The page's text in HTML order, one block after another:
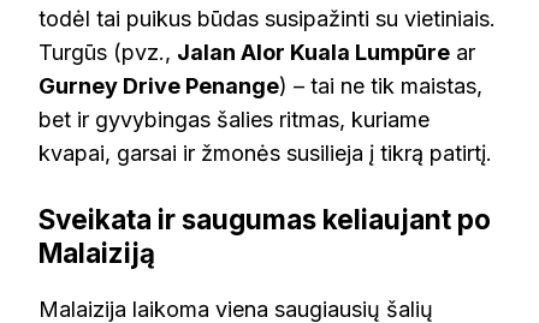
todėl tai puikus būdas susipažinti su vietiniais.
Turgūs (pvz., Jalan Alor Kuala Lumpūre ar
Gurney Drive Penange) – tai ne tik maistas,
bet ir gyvybingas šalies ritmas, kuriame
kvapai, garsai ir žmonės susilieja į tikrą patirtį.
Sveikata ir saugumas keliaujant po
Malaiziją
Malaizija laikoma viena saugiausių šalių